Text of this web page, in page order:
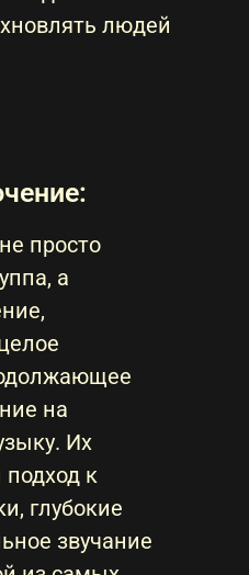
людей
просто
а
на
Их
к
глубокие
звучание